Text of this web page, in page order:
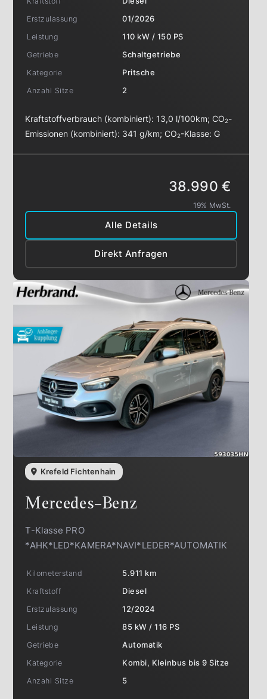
Erstzulassung
01/2026
Leistung
110 kW / 150 PS
Getriebe
Schaltgetriebe
Kategorie
Pritsche
Anzahl Sitze
2
Kraftstoffverbrauch (kombiniert): 13,0 l/100km;CO2-
Emissionen (kombiniert): 341 g/km;CO2-Klasse:G
Alle Details
Direkt Anfragen
38.990 €
19% MwSt.
Krefeld Fichtenhain
Mercedes-Benz
T-Klasse PRO
*AHK*LED*KAMERA*NAVI*LEDER*AUTOMATIK
Kilometerstand
5.911 km
Kraftstoff
Diesel
Erstzulassung
12/2024
Leistung
85 kW / 116 PS
Getriebe
Automatik
Kategorie
Kombi, Kleinbus bis 9 Sitze
Anzahl Sitze
5